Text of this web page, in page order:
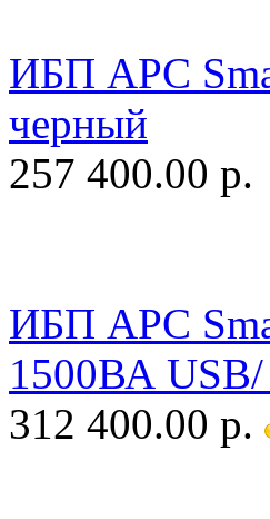
ИБП APC
черный
257 400.00 р.
ИБП APC
1500ВА
312 400.00 р.